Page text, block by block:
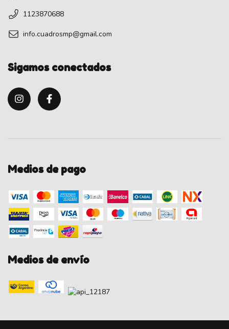
1123870688
info.cuadrosmp@gmail.com
Sigamos conectados
Medios de pago
Medios de envío